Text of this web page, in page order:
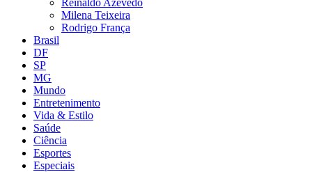
Milena Teixeira
Rodrigo França
Brasil
DF
SP
MG
Mundo
Entretenimento
Vida & Estilo
Saúde
Ciência
Esportes
Especiais